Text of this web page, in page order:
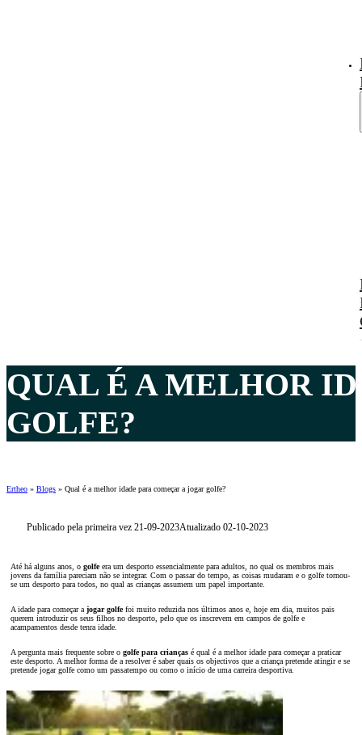
QUAL É A MELHOR
GOLFE?
Ertheo » Blogs » Qual é a melhor idade para começar a jogar golfe?
Publicado pela primeira vez 21-09-2023Atualizado 02-10-2023
Até há alguns anos, o golfeera um desporto essencialmente para adultos, no qual os membros mais
jovens da família pareciam não se integrar. Com o passar do tempo, as coisas mudaram e o golfe tornou-
se um desporto para todos, no qual as crianças assumem um papel importante.
A idade para começar a jogar golfefoi muito reduzida nos últimos anos e, hoje em dia, muitos pais
querem introduzir os seus filhos no desporto, pelo que os inscrevem em campos de golfe e
acampamentos desde tenra idade.
A pergunta mais frequente sobre o golfe para crianças é qual é a melhor idade para começar a praticar
este desporto. A melhor forma de a resolver é saber quais os objectivos que a criança pretende atingir e se
pretende jogar golfe como um passatempo ou como o início de uma carreira desportiva.